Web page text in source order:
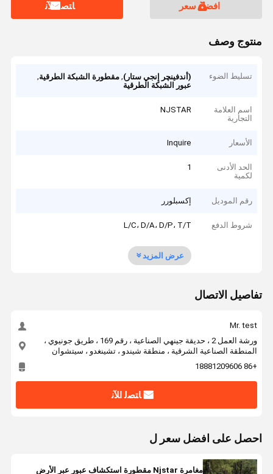
افضل سعر ﺎﺘﺼﻟ ﺍﻶﻧ
منتوج وصف
تسليط الضوء (أندفينچر إنجي ستار),مقطورة الشبكة الطرقية,
عبور الشبكة الطرقية
اسم العلامة
التجارية
NJSTAR
الأسعار Inquire
الحد الأدنى
لكمية
1
رقم الموديل إكسبلورر
شروط الدفع L/C، D/A، D/P، T/T
عرض المزيد
تفاصيل الاتصال
Mr. test
ورشة العمل 2 ، حديقة جينهي الصناعية ، رقم 169 ، طريق جونيوي ،
المنطقة الصناعية الشرقية ، منطقة شيندو ، تشينغدو ، سيتشوان
+86 18881209606
ﺎﺘﺼﻟ ﺍﻶﻧ
احصل على افضل سعر ل
مغامرة Njstar مقطورة استكشاف عبور عبر الأرض